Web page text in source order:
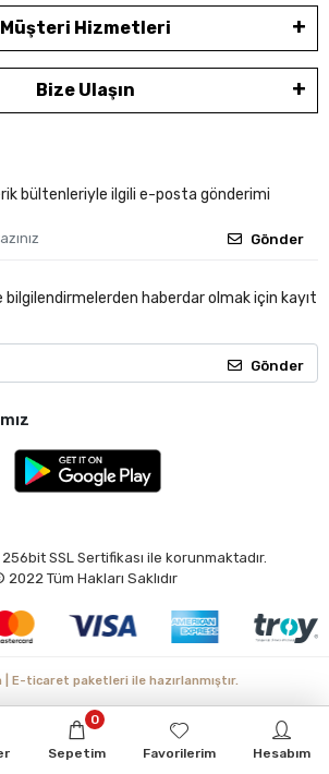
Müşteri Hizmetleri
Bize Ulaşın
bültenleriyle ilgili e-posta gönderimi
Gönder
bilgilendirmelerden haberdar olmak için kayıt
Gönder
SSL Sertifikası ile korunmaktadır.
2022 Tüm Hakları Saklıdır
Sepetim
0
Favorilerim Hesabım
| E-ticaret paketleri ile hazırlanmıştır.